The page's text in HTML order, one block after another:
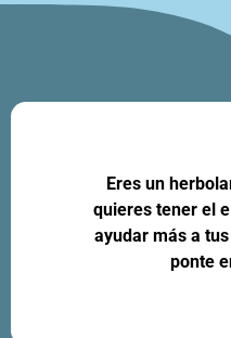
Eres un
quieres tener el
ayudar más a
ponte